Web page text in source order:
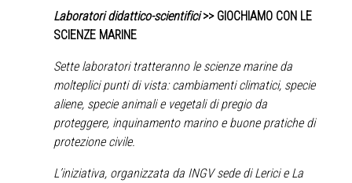
Laboratori didattico-scientifici>> GIOCHIAMO CON LE
SCIENZE MARINE
Sette laboratori tratteranno le scienze marine da
molteplici punti di vista: cambiamenti climatici, specie
aliene, specie animali e vegetali di pregio da
proteggere, inquinamento marino e buone pratiche di
protezione civile.
L’iniziativa, organizzata da INGV sede di Lerici e La